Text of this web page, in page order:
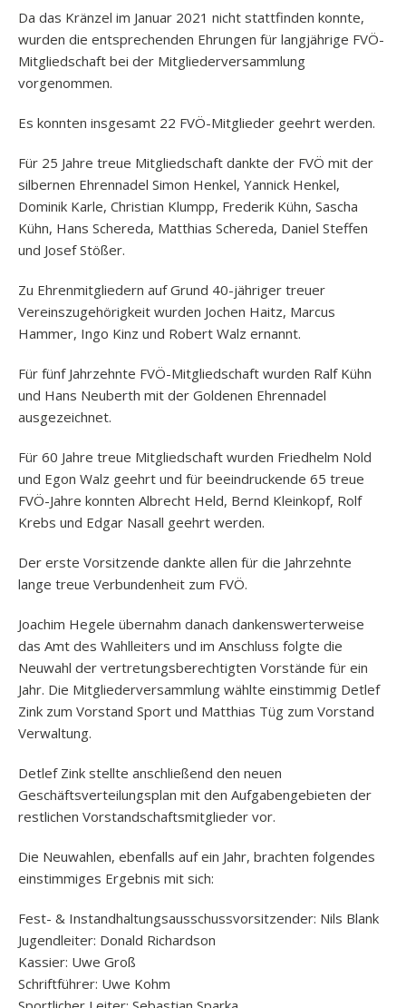
Da das Kränzel im Januar 2021 nicht stattfinden konnte,
wurden die entsprechenden Ehrungen für langjährige FVÖ-
Mitgliedschaft bei der Mitgliederversammlung
vorgenommen.
Es konnten insgesamt 22 FVÖ-Mitglieder geehrt werden.
Für 25 Jahre treue Mitgliedschaft dankte der FVÖ mit der
silbernen Ehrennadel Simon Henkel, Yannick Henkel,
Dominik Karle, Christian Klumpp, Frederik Kühn, Sascha
Kühn, Hans Schereda, Matthias Schereda, Daniel Steffen
und Josef Stößer.
Zu Ehrenmitgliedern auf Grund 40-jähriger treuer
Vereinszugehörigkeit wurden Jochen Haitz, Marcus
Hammer, Ingo Kinz und Robert Walz ernannt.
Für fünf Jahrzehnte FVÖ-Mitgliedschaft wurden Ralf Kühn
und Hans Neuberth mit der Goldenen Ehrennadel
ausgezeichnet.
Für 60 Jahre treue Mitgliedschaft wurden Friedhelm Nold
und Egon Walz geehrt und für beeindruckende 65 treue
FVÖ-Jahre konnten Albrecht Held, Bernd Kleinkopf, Rolf
Krebs und Edgar Nasall geehrt werden.
Der erste Vorsitzende dankte allen für die Jahrzehnte
lange treue Verbundenheit zum FVÖ.
Joachim Hegele übernahm danach dankenswerterweise
das Amt des Wahlleiters und im Anschluss folgte die
Neuwahl der vertretungsberechtigten Vorstände für ein
Jahr. Die Mitgliederversammlung wählte einstimmig Detlef
Zink zum Vorstand Sport und Matthias Tüg zum Vorstand
Verwaltung.
Detlef Zink stellte anschließend den neuen
Geschäftsverteilungsplan mit den Aufgabengebieten der
restlichen Vorstandschaftsmitglieder vor.
Die Neuwahlen, ebenfalls auf ein Jahr, brachten folgendes
einstimmiges Ergebnis mit sich:
Fest- & Instandhaltungsausschussvorsitzender: Nils Blank
Jugendleiter: Donald Richardson
Kassier: Uwe Groß
Schriftführer: Uwe Kohm